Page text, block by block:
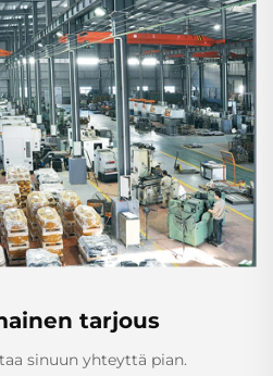
tarjous
sinuun yhteyttä pian.